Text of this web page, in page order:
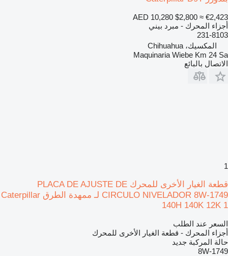
AED 10,280 $2,800 ≈ €2,423
أجزاء المحرك - مبرد بيني
231-8103
المكسيك، Chihuahua
Maquinaria Wiebe Km 24 Sa
الاتصال بالبائع
1
قطعة الغيار الأخرى للمحرك PLACA DE AJUSTE DE
CIRCULO NIVELADOR 8W-1749 لـ ممهدة الطرق Caterpillar
140H 140K 12K 1
السعر عند الطلب
أجزاء المحرك - قطعة الغيار الأخرى للمحرك
حالة المركبة جديد
8W-1749